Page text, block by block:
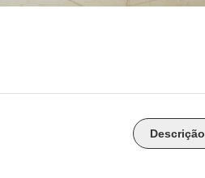
Descrição